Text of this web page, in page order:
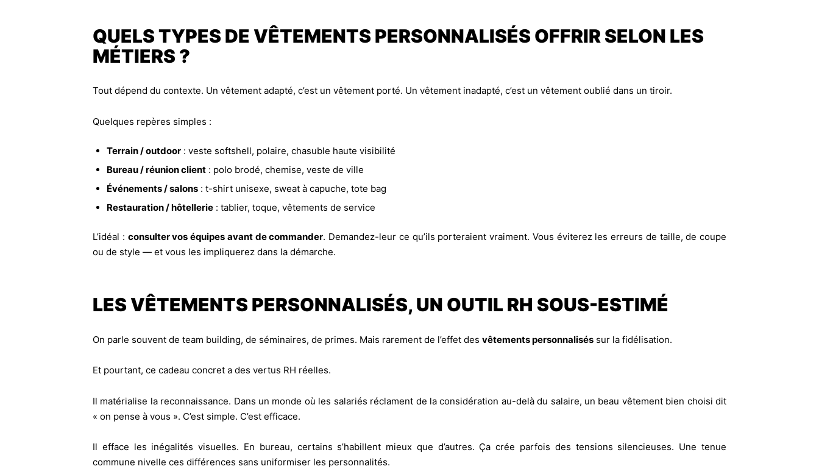
QUELS TYPES DE VÊTEMENTS PERSONNALISÉS OFFRIR SELON LES
MÉTIERS ?
Tout dépend du contexte. Un vêtement adapté, c’est un vêtement porté. Un vêtement inadapté, c’est un vêtement oublié dans un tiroir.
Quelques repères simples :
Terrain / outdoor: veste softshell, polaire, chasuble haute visibilité
Bureau / réunion client: polo brodé, chemise, veste de ville
Événements / salons: t-shirt unisexe, sweat à capuche, tote bag
Restauration / hôtellerie: tablier, toque, vêtements de service
L’idéal : consulter vos équipes avant de commander. Demandez-leur ce qu’ils porteraient vraiment. Vous éviterez les erreurs de taille, de coupe
ou de style — et vous les impliquerez dans la démarche.
LES VÊTEMENTS PERSONNALISÉS, UN OUTIL RH SOUS-ESTIMÉ
On parle souvent de team building, de séminaires, de primes. Mais rarement de l’effet des vêtements personnalisés sur la fidélisation.
Et pourtant, ce cadeau concret a des vertus RH réelles.
Il matérialise la reconnaissance. Dans un monde où les salariés réclament de la considération au-delà du salaire, un beau vêtement bien choisi dit
« on pense à vous ». C’est simple. C’est efficace.
Il efface les inégalités visuelles. En bureau, certains s’habillent mieux que d’autres. Ça crée parfois des tensions silencieuses. Une tenue
commune nivelle ces différences sans uniformiser les personnalités.